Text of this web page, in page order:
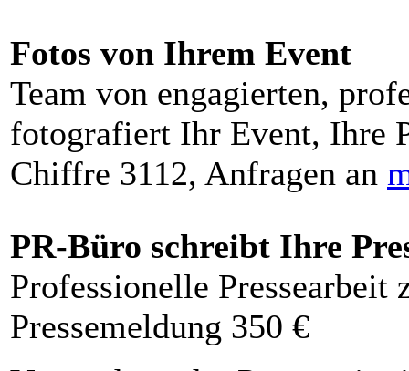
Fotos von Ihrem Event
Team von engagierten,
fotografiert Ihr Event, Ihre
Chiffre 3112, Anfragen an
PR-Büro schreibt Ihre
Professionelle Pressearbeit
Pressemeldung 350 €